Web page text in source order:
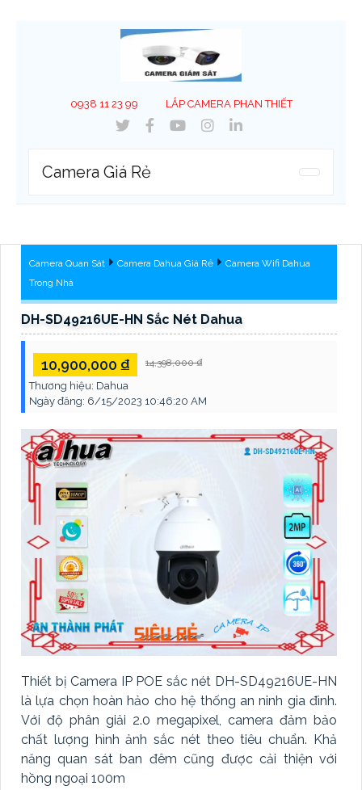
0938 11 23 99 LẮP CAMERA PHAN THIẾT
Camera Giá Rẻ
Camera Quan Sát Camera Dahua Giá Rẻ
Camera Wifi Dahua
Trong Nhà
DH-SD49216UE-HN Sắc Nét Dahua
10,900,000 ₫ 14,398,000 ₫
Thương hiệu: Dahua
Ngày đăng: 6/15/2023 10:46:20 AM
Thiết bị Camera IP POE sắc nét DH-SD49216UE-HN
là lựa chọn hoàn hảo cho hệ thống an ninh gia đình.
Với độ phân giải 2.0 megapixel, camera đảm bảo
chất lượng hình ảnh sắc nét theo tiêu chuẩn. Khả
năng quan sát ban đêm cũng được cải thiện với
hồng ngoại 100m